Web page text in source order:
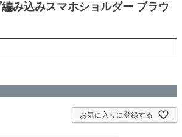
み込みスマホショルダー ブラウ
お気に入りに登録する